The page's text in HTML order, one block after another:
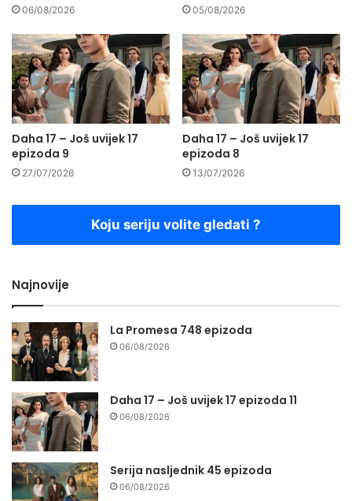
06/08/2026 05/08/2026
Daha 17 – Još uvijek 17
epizoda 9
27/07/2026
Daha 17 – Još uvijek 17
epizoda 8
13/07/2026
Koju seriju volite gledati ?
Najnovije
La Promesa 748 epizoda
06/08/2026
Daha 17 – Još uvijek 17 epizoda 11
06/08/2026
Serija nasljednik 45 epizoda
06/08/2026